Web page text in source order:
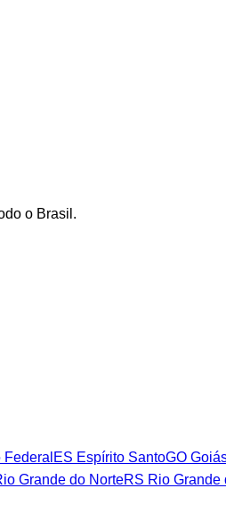
o Brasil.
Federal ES Espírito SantoGO
Grande do NorteRS Rio Grande